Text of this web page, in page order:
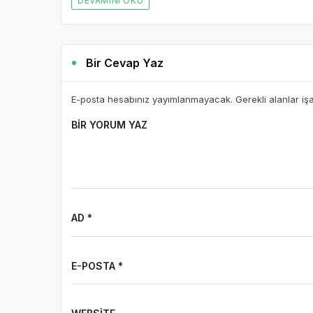
Bir Cevap Yaz
E-posta hesabınız yayımlanmayacak. Gerekli alanlar
BIR YORUM YAZ
AD *
E-POSTA *